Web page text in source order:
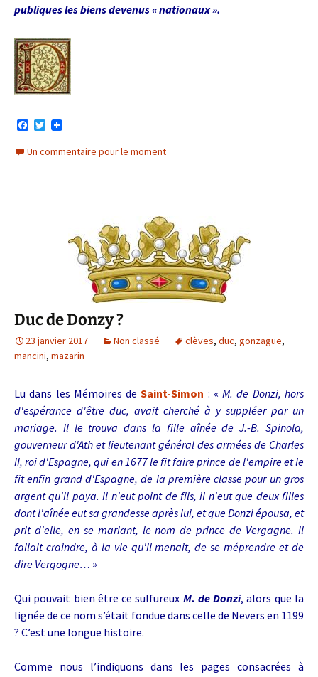
publiques les biens devenus « nationaux ».
c
e
T
i
t
Un commentaire pour le moment
Duc de Donzy ?
23 janvier 2017 Non classé clèves, duc, gonzague,
mancini, mazarin
Lu dans les Mémoires deSaint-Simon : «M. de Donzi, hors
d'espérance d'être duc, avait cherché à y suppléer par un
mariage. Il le trouva dans la fille aînée de J.-B. Spinola,
gouverneur d'Ath et lieutenant général des armées de Charles
II, roi d'Espagne, qui en 1677 le fit faire prince de l'empire et le
fit enfin grand d'Espagne, de la première classe pour un gros
argent qu'il paya. Il n'eut point de fils, il n'eut que deux filles
dont l'aînée eut sa grandesse après lui, et que Donzi épousa, et
prit d'elle, en se mariant, le nom de prince de Vergagne. Il
fallait craindre, à la vie qu'il menait, de se méprendre et de
dire Vergogne… »
Qui pouvait bien être ce sulfureux M. de Donzi, alors que la
lignée de ce nom s’était fondue dans celle de Nevers en 1199
? C’est une longue histoire.
Comme nous l’indiquons dans les pages consacrées à